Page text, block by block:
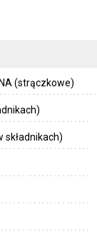
(strączkowe)
składnikach)